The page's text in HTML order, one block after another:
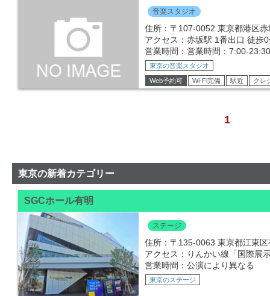
音楽スタジオ
住所：〒107-0052 東京都港区
アクセス：赤坂駅 1番出口 徒歩
営業時間：営業時間：7:00-
東京の音楽スタジオ
Web予約可 Wi-Fi完備 駅近 クレ
1
東京の新着カテゴリー
SGCホール有明
ステージ
住所：〒135-0063 東京都江東
アクセス：りんかい線「国際展
営業時間：公演により異なる
東京のステージ